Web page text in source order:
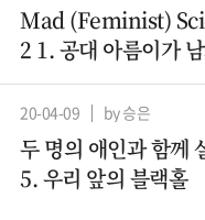
Mad (Feminist)
2 1. 공대 아름이가
20-04-09 by 승은
두 명의 애인과 함께
5. 우리 앞의 블랙홀